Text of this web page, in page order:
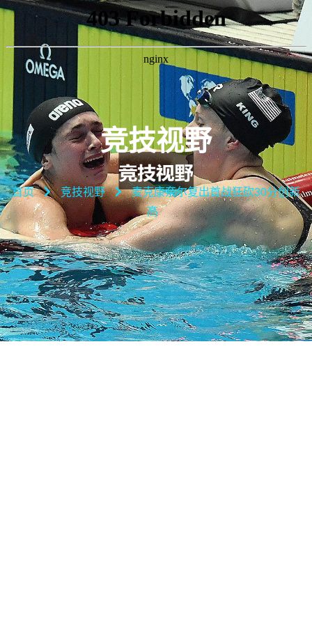
竞技视野
首页 竞技视野
麦克康奈尔复出首战狂砍30分创新
高